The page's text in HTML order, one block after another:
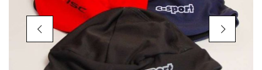
Textildruck
OL Karten
Agenda